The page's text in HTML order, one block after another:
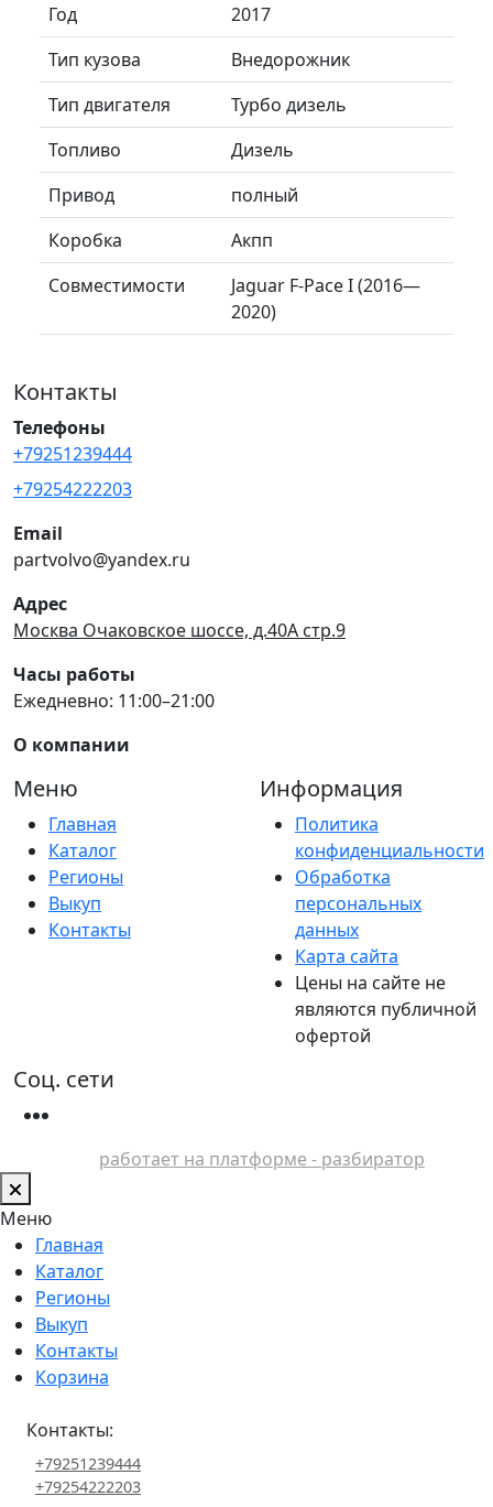
Год
2017
Тип кузова
Внедорожник
Тип двигателя
Турбо дизель
Топливо
Дизель
Привод
полный
Коробка
Акпп
Совместимости
Jaguar F-Pace I (2016—
2020)
Контакты
Телефоны
+79251239444
+79254222203
Email
partvolvo@yandex.ru
Адрес
Москва Очаковское шоссе, д.40А стр.9
Часы работы
Ежедневно: 11:00–21:00
О компании
Меню
Главная
Каталог
Регионы
Выкуп
Контакты
Информация
Политика
конфиденциальности
Обработка
персональных
данных
Карта сайта
Цены на сайте не
являются публичной
офертой
Соц. сети
работает на платформе - разбиратор
Меню
Главная
Каталог
Регионы
Выкуп
Контакты
Корзина
Контакты:
+79251239444
+79254222203